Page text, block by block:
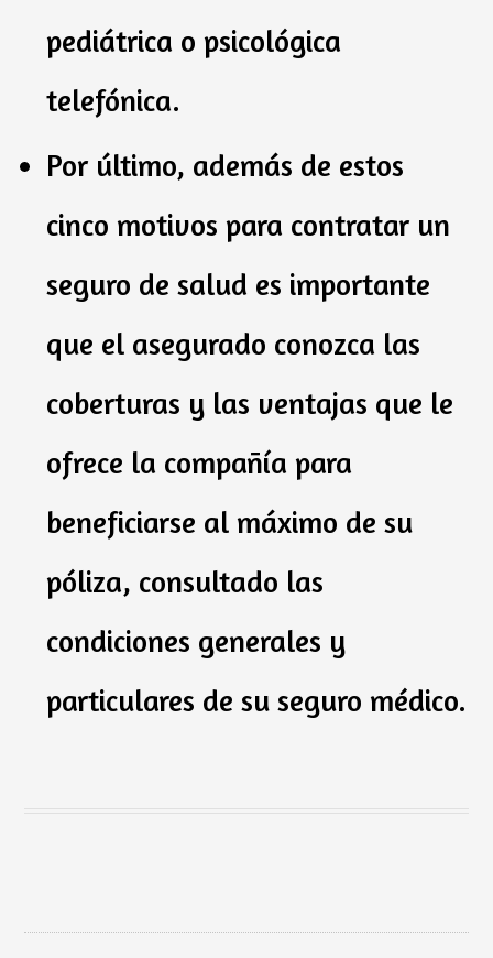
pediátrica o psicológica
telefónica.
Por último, además de estos
cinco motivos para contratar un
seguro de salud es importante
que el asegurado conozca las
coberturas y las ventajas que le
ofrece la compañía para
beneficiarse al máximo de su
póliza, consultado las
condiciones generales y
particulares de su seguro médico.